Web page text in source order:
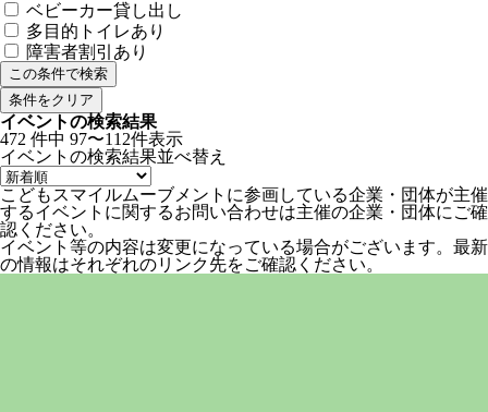
ベビーカー貸し出し
多目的トイレあり
障害者割引あり
条件をクリア
イベントの検索結果
472 件中 97〜112件表示
イベントの検索結果並べ替え
こどもスマイルムーブメントに参画している企業・団体が主催
するイベントに関するお問い合わせは主催の企業・団体にご確
認ください。
イベント等の内容は変更になっている場合がございます。最新
の情報はそれぞれのリンク先をご確認ください。